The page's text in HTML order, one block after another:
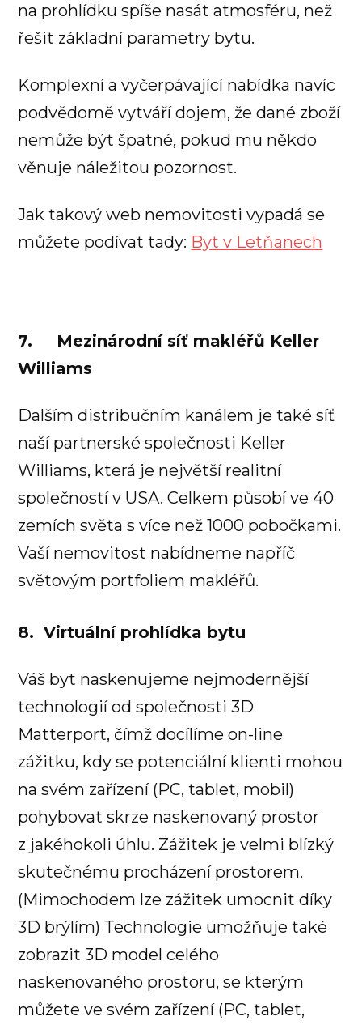
na prohlídku spíše nasát atmosféru, než
řešit základní parametry bytu.
Komplexní a vyčerpávající nabídka navíc
podvědomě vytváří dojem, že dané zboží
nemůže být špatné, pokud mu někdo
věnuje náležitou pozornost.
Jak takový web nemovitosti vypadá se
můžete podívat tady: Byt v Letňanech
7. Mezinárodní síť makléřů Keller
Williams
Dalším distribučním kanálem je také síť
naší partnerské společnosti Keller
Williams, která je největší realitní
společností v USA. Celkem působí ve 40
zemích světa s více než 1000 pobočkami.
Vaší nemovitost nabídneme napříč
světovým portfoliem makléřů.
8. Virtuální prohlídka bytu
Váš byt naskenujeme nejmodernější
technologií od společnosti 3D
Matterport, čímž docílíme on-line
zážitku, kdy se potenciální klienti mohou
na svém zařízení (PC, tablet, mobil)
pohybovat skrze naskenovaný prostor
z jakéhokoli úhlu. Zážitek je velmi blízký
skutečnému procházení prostorem.
(Mimochodem lze zážitek umocnit díky
3D brýlím) Technologie umožňuje také
zobrazit 3D model celého
naskenovaného prostoru, se kterým
můžete ve svém zařízení (PC, tablet,